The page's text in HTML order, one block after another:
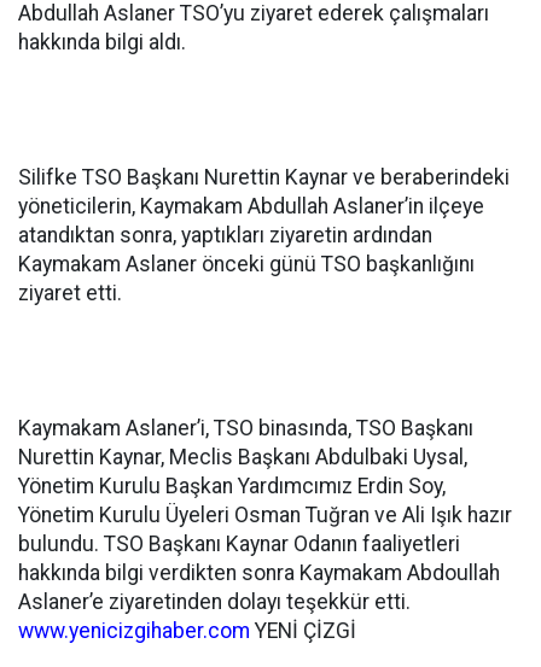
Abdullah Aslaner TSO’yu ziyaret ederek çalışmaları
hakkında bilgi aldı.
Silifke TSO Başkanı Nurettin Kaynar ve beraberindeki
yöneticilerin, Kaymakam Abdullah Aslaner’in ilçeye
atandıktan sonra, yaptıkları ziyaretin ardından
Kaymakam Aslaner önceki günü TSO başkanlığını
ziyaret etti.
Kaymakam Aslaner’i, TSO binasında, TSO Başkanı
Nurettin Kaynar, Meclis Başkanı Abdulbaki Uysal,
Yönetim Kurulu Başkan Yardımcımız Erdin Soy,
Yönetim Kurulu Üyeleri Osman Tuğran ve Ali Işık hazır
bulundu. TSO Başkanı Kaynar Odanın faaliyetleri
hakkında bilgi verdikten sonra Kaymakam Abdoullah
Aslaner’e ziyaretinden dolayı teşekkür etti.
www.yenicizgihaber.com YENİ ÇİZGİ